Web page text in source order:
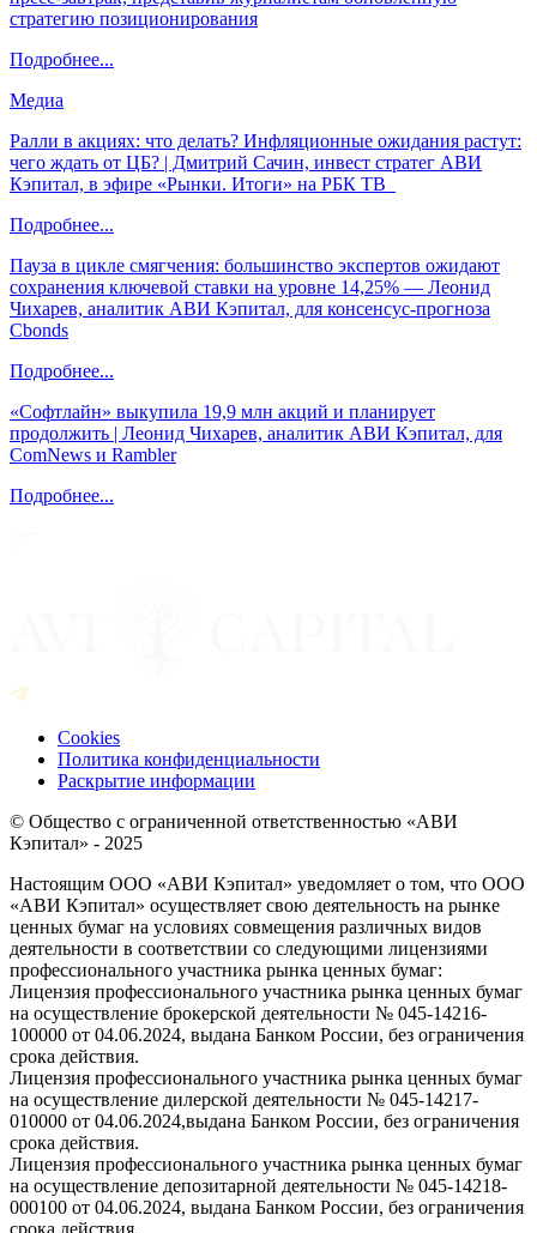
стратегию позиционирования
Подробнее...
Медиа
Ралли в акциях: что делать? Инфляционные ожидания растут:
чего ждать от ЦБ? | Дмитрий Сачин, инвест стратег АВИ
Кэпитал, в эфире «Рынки. Итоги» на РБК ТВ
Подробнее...
Пауза в цикле смягчения: большинство экспертов ожидают
сохранения ключевой ставки на уровне 14,25% — Леонид
Чихарев, аналитик АВИ Кэпитал, для консенсус-прогноза
Cbonds
Подробнее...
«Софтлайн» выкупила 19,9 млн акций и планирует
продолжить | Леонид Чихарев, аналитик АВИ Кэпитал, для
ComNews и Rambler
Подробнее...
Cookies
Политика конфиденциальности
Раскрытие информации
© Общество с ограниченной ответственностью «АВИ
Кэпитал» - 2025
Настоящим ООО «АВИ Кэпитал» уведомляет о том, что ООО
«АВИ Кэпитал» осуществляет свою деятельность на рынке
ценных бумаг на условиях совмещения различных видов
деятельности в соответствии со следующими лицензиями
профессионального участника рынка ценных бумаг:
Лицензия профессионального участника рынка ценных бумаг
на осуществление брокерской деятельности № 045-14216-
100000 от 04.06.2024, выдана Банком России, без ограничения
срока действия.
Лицензия профессионального участника рынка ценных бумаг
на осуществление дилерской деятельности № 045-14217-
010000 от 04.06.2024,выдана Банком России, без ограничения
срока действия.
Лицензия профессионального участника рынка ценных бумаг
на осуществление депозитарной деятельности № 045-14218-
000100 от 04.06.2024, выдана Банком России, без ограничения
срока действия.